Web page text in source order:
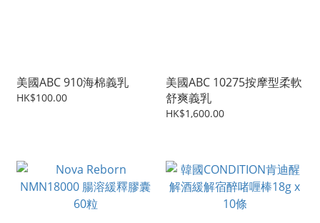
美國ABC 910海棉義乳
HK$100.00
美國ABC 10275按摩型柔軟
舒爽義乳
HK$1,600.00